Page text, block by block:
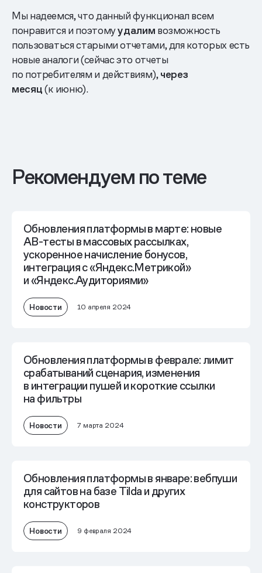
Мы надеемся, что данный функционал всем
понравится и поэтомуудалим возможность
пользоваться старыми отчетами, для которых есть
новые аналоги (сейчас это отчеты
по потребителям и действиям),через
месяц(к июню).
Рекомендуем по теме
Обновления платформы в марте: новые
AB-тесты в массовых рассылках,
ускоренное начисление бонусов,
интеграция с «Яндекс.Метрикой»
и «Яндекс.Аудиториями»
Новости 10 апреля 2024
Обновления платформы в феврале: лимит
срабатываний сценария, изменения
в интеграции пушей и короткие ссылки
на фильтры
Новости 7 марта 2024
Обновления платформы в январе: вебпуши
для сайтов на базе Tilda и других
конструкторов
Новости 9 февраля 2024